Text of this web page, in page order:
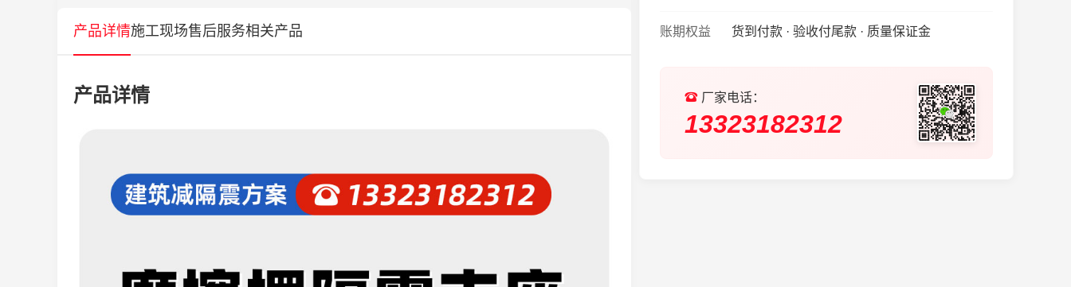
账期权益 货到付款 · 验收付尾款 · 质量保证金
厂家电话：
13323182312
产品详情施工现场售后服务相关产品
产品详情